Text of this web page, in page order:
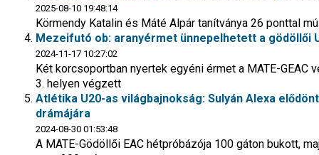
2025-08-10 19:48:14
Körmendy Katalin és Máté Alpár tanítványa 26 ponttal
Mezeifutó ob: aranyérmet ünnepelhetett a gödöllői
2024-11-17 10:27:02
Két korcsoportban nyertek egyéni érmet a MATE-GEAC
3. helyen végzett
Atlétika U20-as világbajnokság: Sulyán Alexa
drámájára
2024-08-30 01:53:48
A MATE-Gödöllői EAC hétpróbázója 100 gáton bukott,